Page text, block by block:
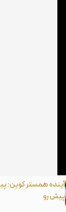
آینده همستر کوین:
پیش رو